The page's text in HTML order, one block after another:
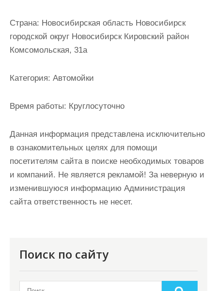
Страна: Новосибирская область Новосибирск
городской округ Новосибирск Кировский район
Комсомольская, 31а
Категория: Автомойки
Время работы: Круглосуточно
Данная информация представлена исключительно
в ознакомительных целях для помощи
посетителям сайта в поиске необходимых товаров
и компаний. Не является рекламой! За неверную и
изменившуюся информацию Администрация
сайта ответственность не несет.
Поиск по сайту